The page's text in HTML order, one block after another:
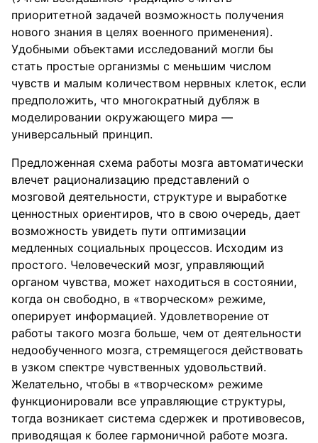
приоритетной задачей возможность получения
нового знания в целях военного применения).
Удобными объектами исследований могли бы
стать простые организмы с меньшим числом
чувств и малым количеством нервных клеток, если
предположить, что многократный дубляж в
моделировании окружающего мира —
универсальный принцип.
Предложенная схема работы мозга автоматически
влечет рационализацию представлений о
мозговой деятельности, структуре и выработке
ценностных ориентиров, что в свою очередь, дает
возможность увидеть пути оптимизации
медленных социальных процессов. Исходим из
простого. Человеческий мозг, управляющий
органом чувства, может находиться в состоянии,
когда он свободно, в «творческом» режиме,
оперирует информацией. Удовлетворение от
работы такого мозга больше, чем от деятельности
недообученного мозга, стремящегося действовать
в узком спектре чувственных удовольствий.
Желательно, чтобы в «творческом» режиме
функционировали все управляющие структуры,
тогда возникает система сдержек и противовесов,
приводящая к более гармоничной работе мозга.